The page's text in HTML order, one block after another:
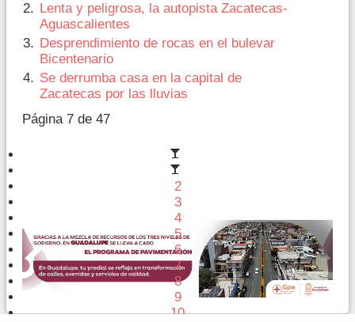
Lenta y peligrosa, la autopista Zacatecas-
Aguascalientes
Desprendimiento de rocas en el bulevar
Bicentenario
Se derrumba casa en la capital de
Zacatecas por las lluvias
Página 7 de 47
2
3
4
5
6
7
8
9
10